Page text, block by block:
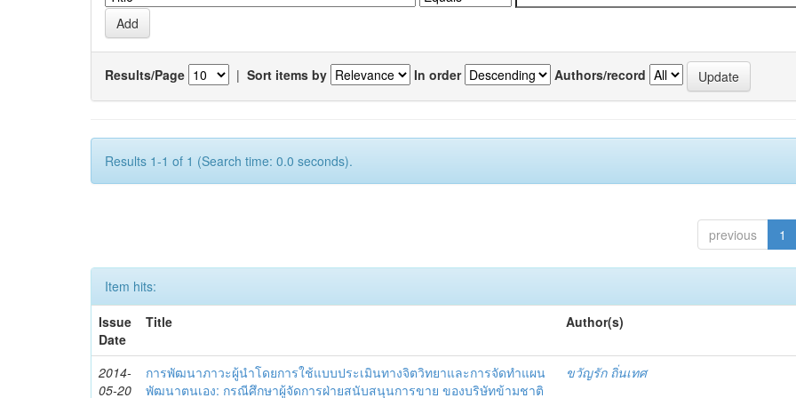
Results/Page | Sort items by In order Authors/record
Results 1-1 of 1 (Search time: 0.0 seconds).
previous 1
Item hits:
Issue
Date
Title Author(s)
2014-
05-20
การพัฒนาภาวะผู้นำโดยการใช้แบบประเมินทางจิตวิทยาและการจัดทำแผน
พัฒนาตนเอง: กรณีศึกษาผู้จัดการฝ่ายสนับสนุนการขาย ของบริษัทข้ามชาติ
ขวัญรัก ถิ่นเทศ